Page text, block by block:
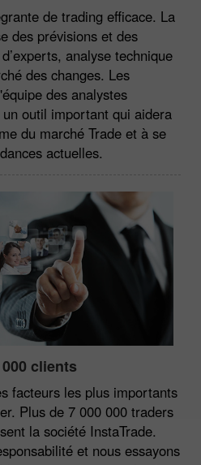
de trading efficace. La
des prévisions et des
analyse technique
des changes. Les
des analystes
outil important qui aidera
du marché Trade et à se
actuelles.
clients
facteurs les plus importants
Plus de 7 000 000 traders
la société InstaTrade.
et nous essayons